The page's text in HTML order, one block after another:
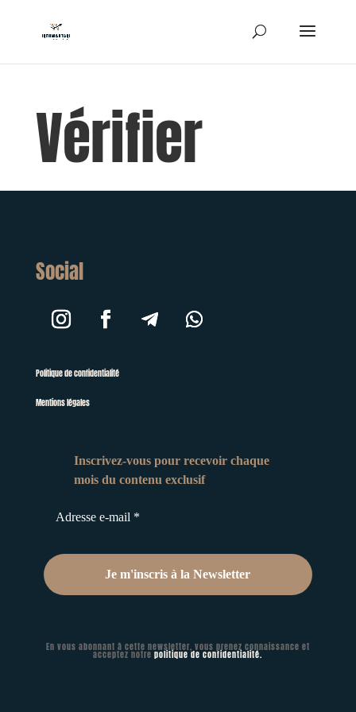
Vérifier
Social
Politique de confidentialité
Mentions légales
Inscrivez-vous pour recevoir chaque
mois du contenu exclusif
En vous abonnant à cette newsletter, vous prenez connaissance et
acceptez notrepolitique de confidentialité.